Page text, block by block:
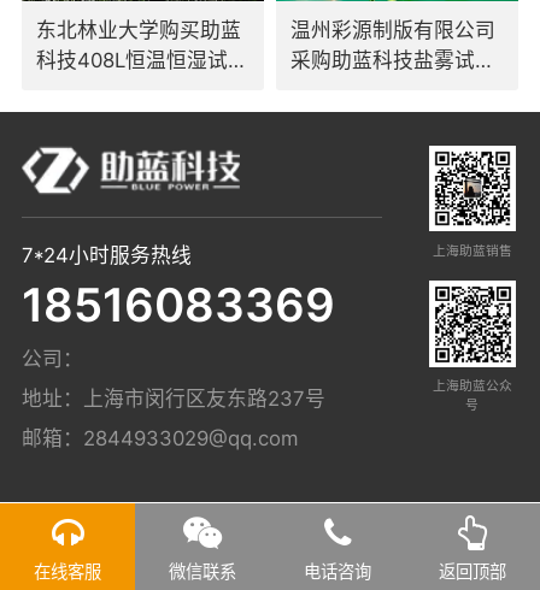
东北林业大学购买助蓝
科技408L恒温恒湿试验
温州彩源制版有限公司
采购助蓝科技盐雾试验
7*24小时服务热线
18516083369
公司：
地址：上海市闵行区友东路237号
邮箱： 2844933029@qq.com
上海助蓝销售
上海助蓝公众
号
在线客服 微信联系 电话咨询 返回顶部